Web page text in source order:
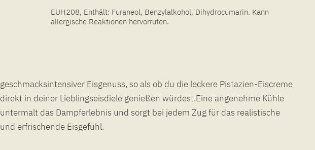
EUH208, Enthält: Furaneol, Benzylalkohol, Dihydrocumarin. Kann
allergische Reaktionen hervorrufen.
geschmacksintensiver Eisgenuss, so als ob du die leckere Pistazien-Eiscreme
und erfrischende Eisgefühl.